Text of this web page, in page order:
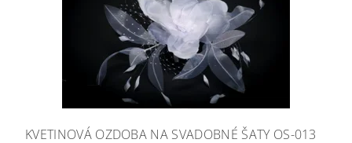
KVETINOVÁ OZDOBA NA SVADOBNÉ ŠATY OS-013